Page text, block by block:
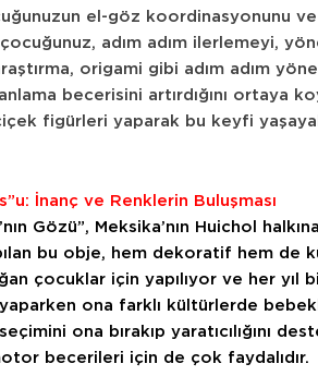
el-göz koordinasyonunu
çocuğunuz, adım adım ilerlemeyi,
origami gibi adım adım
becerisini artırdığını ortaya
figürleri yaparak bu keyfi
İnanç ve Renklerin Buluşması
Gözü”, Meksika’nın Huichol
bu obje, hem dekoratif hem de
çocuklar için yapılıyor ve her yıl
yaparken ona farklı kültürlerde
ona bırakıp yaratıcılığını
becerileri için de çok faydalıdır.